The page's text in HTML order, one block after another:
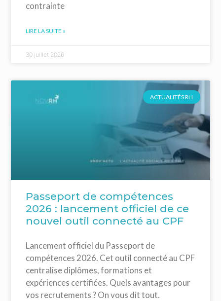
contrainte
LIRE LA SUITE »
30 juillet 2026
ACTUALITÉS RH
Passeport de compétences
2026 : lancement officiel de ce
nouvel outil connecté au CPF
Lancement officiel du Passeport de
compétences 2026. Cet outil connecté au CPF
centralise diplômes, formations et
expériences certifiées. Quels avantages pour
vos recrutements ? On vous dit tout.